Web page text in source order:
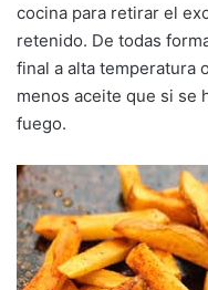
cocina para retirar el
retenido. De todas
final a alta temperatura
menos aceite que si se
fuego.